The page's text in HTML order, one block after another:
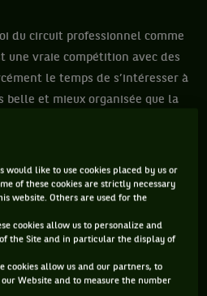
du circuit professionnel comme
une vraie compétition avec des
le temps de s’intéresser à
belle et mieux organisée que la
Néanmoins, un incident a attiré
John Isneret
Denis Sha
et le Canadien), l’Allemand
le seul point que vous allez
would like to use cookies placed by us or
of these cookies are strictly necessary
website. Others are used for the
cookies allow us to personalize and
the Site and in particular the display of
cookies allow us and our partners, to
Website and to measure the number